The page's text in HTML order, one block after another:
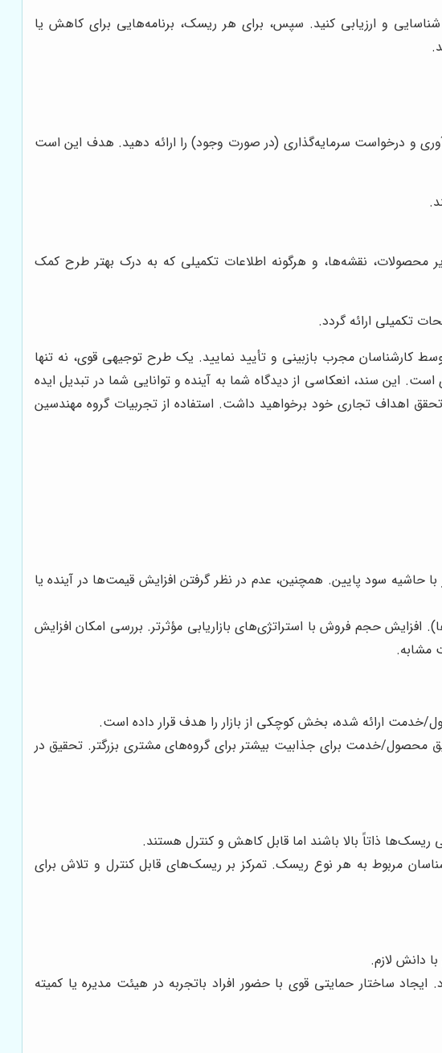
و ارزیابی کنید. سپس، برای هر ریسک، برنامه‌هایی برای کاهش یا
و درخواست سرمایه‌گذاری (در صورت وجود) را ارائه دهید. هدف این است
محصولات، نقشه‌ها، و هرگونه اطلاعات تکمیلی که به درک بهتر طرح کمک
تکمیلی ارائه گردد.
مجرب بازبینی و تأیید نمایید. یک طرح توجیهی قوی، نه تنها
این سند، انعکاسی از دیدگاه شما به آینده و توانایی شما در تبدیل ایده
اهداف تجاری خود برخواهید داشت. استفاده از تجربیات گروه مهندسین
حاشیه سود پایین. همچنین، عدم در نظر گرفتن افزایش قیمت‌ها در آینده یا
افزایش حجم فروش با استراتژی‌های بازاریابی مؤثرتر. بررسی امکان افزایش
مشابه.
خدمت ارائه شده، بخش کوچکی از بازار را هدف قرار داده است.
محصول/خدمت برای جذابیت بیشتر برای گروه‌های مشتری بزرگتر. تحقیق در
ذاتاً بالا باشند اما قابل کاهش و کنترل هستند.
مربوط به هر نوع ریسک. تمرکز بر ریسک‌های قابل کنترل و تلاش برای
دانش لازم.
ساختار حمایتی قوی با حضور افراد باتجربه در هیئت مدیره یا کمیته